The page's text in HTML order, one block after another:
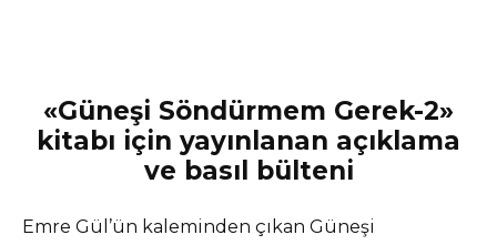
«Güneşi Söndürmem Gerek-2»
kitabı için yayınlanan açıklama
ve basıl bülteni
Emre Gül’ün kaleminden çıkan Güneşi